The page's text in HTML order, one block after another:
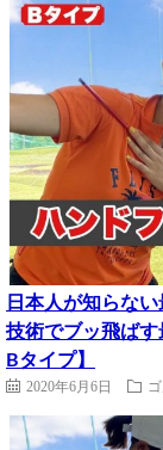
日本人が知らな
技術でブッ飛ば
Bタイプ】
2020年6月6日